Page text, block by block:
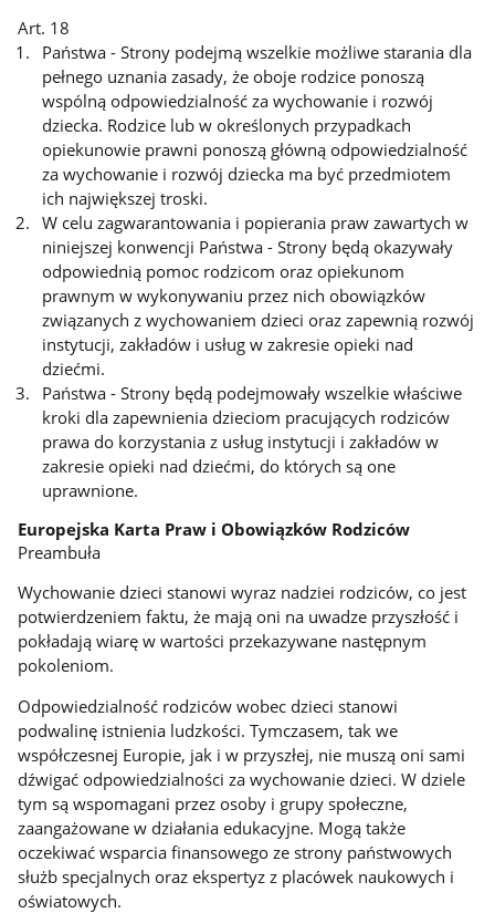
Art. 18
Państwa - Strony podejmą wszelkie możliwe starania dla
pełnego uznania zasady, że oboje rodzice ponoszą
wspólną odpowiedzialność za wychowanie i rozwój
dziecka. Rodzice lub w określonych przypadkach
opiekunowie prawni ponoszą główną odpowiedzialność
za wychowanie i rozwój dziecka ma być przedmiotem
ich największej troski.
W celu zagwarantowania i popierania praw zawartych w
niniejszej konwencji Państwa - Strony będą okazywały
odpowiednią pomoc rodzicom oraz opiekunom
prawnym w wykonywaniu przez nich obowiązków
związanych z wychowaniem dzieci oraz zapewnią rozwój
instytucji, zakładów i usług w zakresie opieki nad
dziećmi.
Państwa - Strony będą podejmowały wszelkie właściwe
kroki dla zapewnienia dzieciom pracujących rodziców
prawa do korzystania z usług instytucji i zakładów w
zakresie opieki nad dziećmi, do których są one
uprawnione.
Europejska Karta Praw i Obowiązków Rodziców
Preambuła
Wychowanie dzieci stanowi wyraz nadziei rodziców, co jest
potwierdzeniem faktu, że mają oni na uwadze przyszłość i
pokładają wiarę w wartości przekazywane następnym
pokoleniom.
Odpowiedzialność rodziców wobec dzieci stanowi
podwalinę istnienia ludzkości. Tymczasem, tak we
współczesnej Europie, jak i w przyszłej, nie muszą oni sami
dźwigać odpowiedzialności za wychowanie dzieci. W dziele
tym są wspomagani przez osoby i grupy społeczne,
zaangażowane w działania edukacyjne. Mogą także
oczekiwać wsparcia finansowego ze strony państwowych
służb specjalnych oraz ekspertyz z placówek naukowych i
oświatowych.